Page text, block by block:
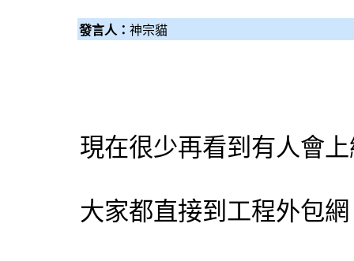
發言人： 神宗貓
現在很少再看到有人會
大家都直接到工程外包網